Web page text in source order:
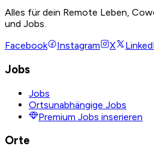
Alles für dein Remote Leben,
und Jobs.
Facebook
Instagram X
Jobs
Jobs
Ortsunabhängige Jobs
Premium Jobs inserieren
Orte